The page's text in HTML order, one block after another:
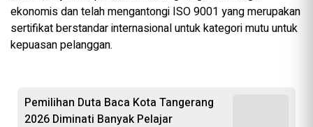
ekonomis dan telah mengantongi ISO 9001 yang merupakan
sertifikat berstandar internasional untuk kategori mutu untuk
kepuasan pelanggan.
Pemilihan Duta Baca Kota Tangerang
2026 Diminati Banyak Pelajar